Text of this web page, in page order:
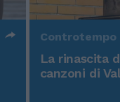
Controtempo
La rinascita
canzoni di